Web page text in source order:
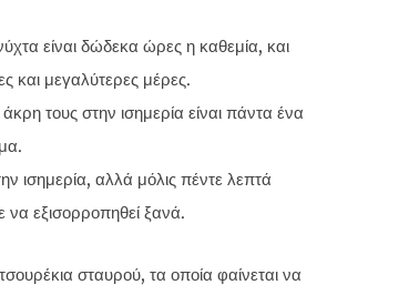
είναι δώδεκα ώρες η καθεμία, και
και μεγαλύτερες μέρες.
τους στην ισημερία είναι πάντα ένα
ισημερία, αλλά μόλις πέντε λεπτά
εξισορροπηθεί ξανά.
σταυρού, τα οποία φαίνεται να